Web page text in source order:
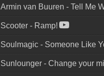
Armin van Buuren - Tell Me
Scooter - Ramp!
Soulmagic - Someone Like
Sunlounger - Change your